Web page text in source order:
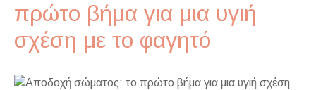
πρώτο βήμα για μια υγιή
σχέση με το φαγητό